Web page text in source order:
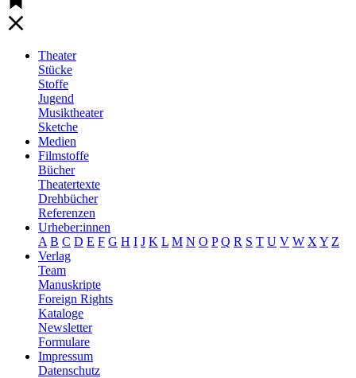
Theater
Stücke
Stoffe
Jugend
Musiktheater
Sketche
Medien
Filmstoffe
Bücher
Theatertexte
Drehbücher
Referenzen
Urheber:innen
A B C D E F G H I J K L M N O P Q R S T U V W X Y Z
Verlag
Team
Manuskripte
Foreign Rights
Kataloge
Newsletter
Formulare
Impressum
Datenschutz